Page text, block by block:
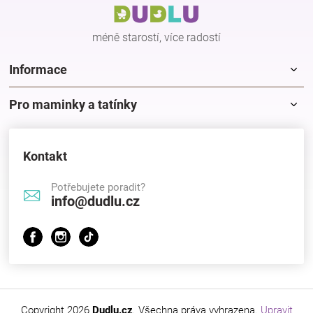
méně starostí, více radostí
Informace
Pro maminky a tatínky
Kontakt
Potřebujete poradit?
info@dudlu.cz
Copyright 2026 Dudlu.cz. Všechna práva vyhrazena. Upravit